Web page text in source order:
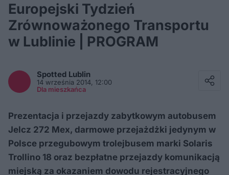
Europejski Tydzień
Zrównoważonego Transportu
w Lublinie | PROGRAM
Spotted Lublin
14 września 2014, 12:00
Dla mieszkańca
Prezentacja i przejazdy zabytkowym autobusem
Jelcz 272 Mex, darmowe przejażdżki jedynym w
Polsce przegubowym trolejbusem marki Solaris
Trollino 18 oraz bezpłatne przejazdy komunikacją
miejską za okazaniem dowodu rejestracyjnego